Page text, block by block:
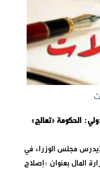
الحكومة «تعالج»
*محمد وهبة*الجمعة 4 نيسان 2025يدرس مجلس الوزراء في
المال بعنوان «إصلاح